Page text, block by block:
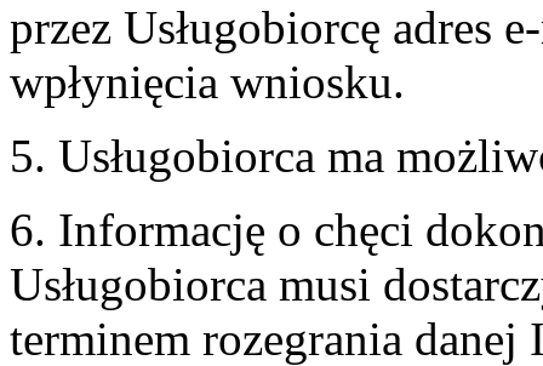
przez Usługobiorcę adres
wpłynięcia wniosku.
5. Usługobiorca ma
6. Informację o chęci
Usługobiorca musi
terminem rozegrania